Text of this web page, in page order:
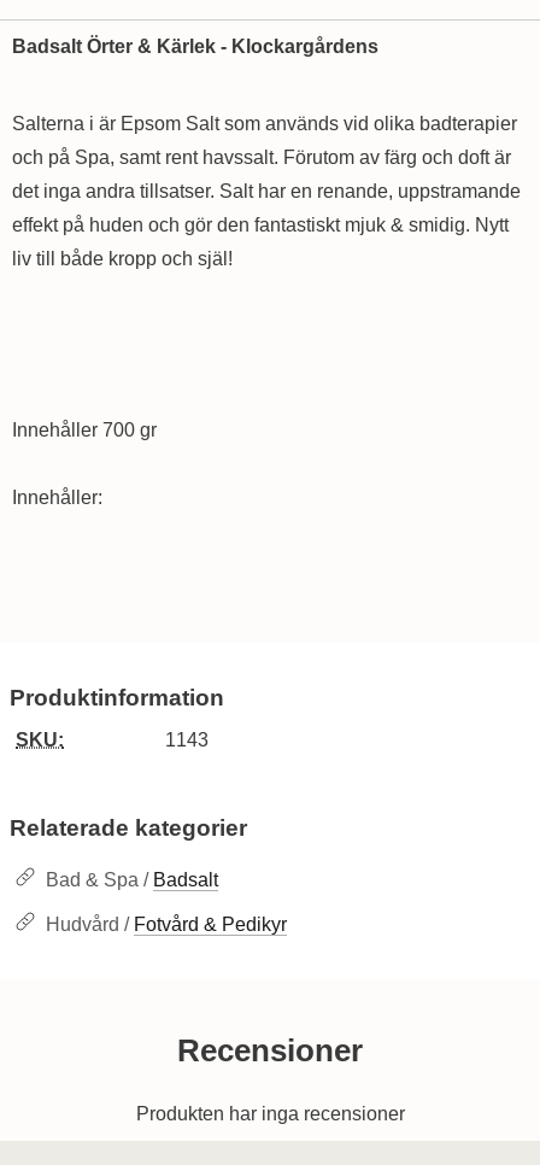
Badsalt Örter & Kärlek - Klockargårdens
Salterna i är Epsom Salt som används vid olika badterapier
och på Spa, samt rent havssalt. Förutom av färg och doft är
det inga andra tillsatser. Salt har en renande, uppstramande
effekt på huden och gör den fantastiskt mjuk & smidig. Nytt
liv till både kropp och själ!
Innehåller 700 gr
Innehåller:
Produktinformation
SKU: 1143
Relaterade kategorier
Bad & Spa / Badsalt
Hudvård / Fotvård & Pedikyr
Recensioner
Produkten har inga recensioner